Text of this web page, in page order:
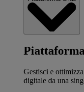
Gestisci e
digitale da una